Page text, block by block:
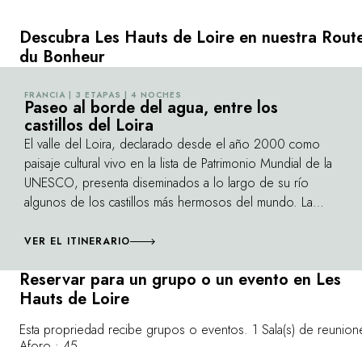
Descubra Les Hauts de Loire en nuestra
du Bonheur
FRANCIA | 3 ETAPAS | 4 NOCHES
Paseo al borde del agua, entre los
castillos del Loira
El valle del Loira, declarado desde el año 2000 como
paisaje cultural vivo en la lista de Patrimonio Mundial de la
UNESCO, presenta diseminados a lo largo de su río
algunos de los castillos más hermosos del mundo. La
las siluetas y los detalles de Chambord, Chenonceau,
este lugar parece dedicado al refinamiento, desde los
jardines de Villandry hasta la prestigiosa decoración de Le
Cadre Noir. Un viaje tanto en la elegancia como en el
tiempo.
VER EL ITINERARIO
Reservar para un grupo o un evento en Les
Hauts de Loire
Esta propriedad recibe grupos o eventos. 1 Sala(s) de
persona que lo visita por primera vez. El
gigantismo, los encajes de piedra, los
jardines de estilo francés suntuosamente
dejó llevar por sus deseos más locos. ¿Hay
algo más bello que el castillo de Chambord?
Su escalera de tramo doble es una proeza
arquitectónica que sorprende por su ingenio
y su increíble éxito. Hasta 60 estancias se
pueden divisar por las terrazas que crean
dominio nacional de Chambord, de
más hermosos del Loira!
revelan una
estatua
tecnicidad.
recorrido por